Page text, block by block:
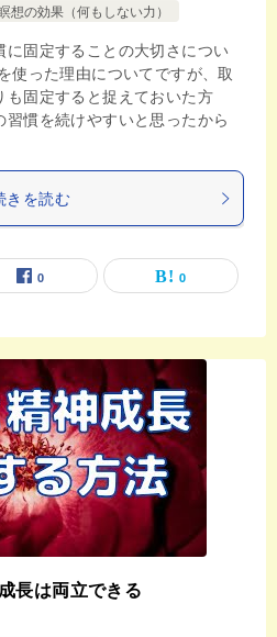
想の効果（何もしない力）
固定することの大切さについ
使った理由についてですが、取
も固定すると捉えておいた方
慣を続けやすいと思ったから
きを読む
0 0
長は両立できる